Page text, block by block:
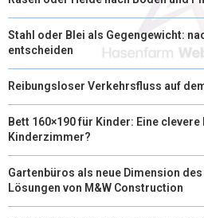
Stahl oder Blei als Gegengewicht:
entscheiden
Reibungsloser Verkehrsfluss auf
Bett 160×190 für Kinder: Eine
Kinderzimmer?
Gartenbüros als neue Dimension
Lösungen von M&W Construction